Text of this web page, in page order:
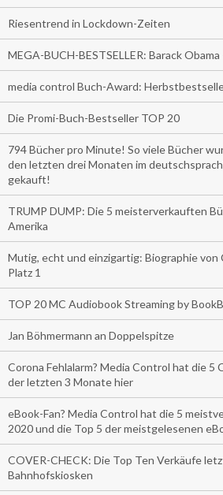
Riesentrend in Lockdown-Zeiten
MEGA-BUCH-BESTSELLER: Barack
media control Buch-Award:
Die Promi-Buch-Bestseller TOP 20
794 Bücher pro Minute! So viele Bücher
den letzten drei Monaten im
gekauft!
TRUMP DUMP: Die 5 meisterverkauften
Amerika
Mutig, echt und einzigartig: Biographie von
Platz 1
TOP 20 MC Audiobook Streaming by
Jan Böhmermann an Doppelspitze
Corona Fehlalarm? Media Control hat die 5
der letzten 3 Monate hier
eBook-Fan? Media Control hat die 5
2020 und die Top 5 der meistgelesenen
COVER-CHECK: Die Top Ten Verkäufe
Bahnhofskiosken